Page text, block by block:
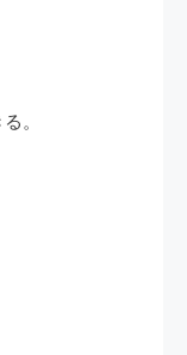
。